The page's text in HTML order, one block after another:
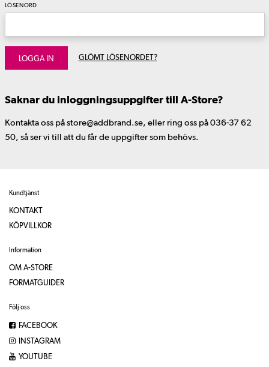
LÖSENORD
LOGGA IN GLÖMT LÖSENORDET?
Saknar du inloggningsuppgifter till A-Store?
Kontakta oss på store@addbrand.se, eller ring oss på 036-37 62
50, så ser vi till att du får de uppgifter som behövs.
Kundtjänst
KONTAKT
KÖPVILLKOR
Information
OM A-STORE
FORMATGUIDER
Följ oss
FACEBOOK
INSTAGRAM
YOUTUBE